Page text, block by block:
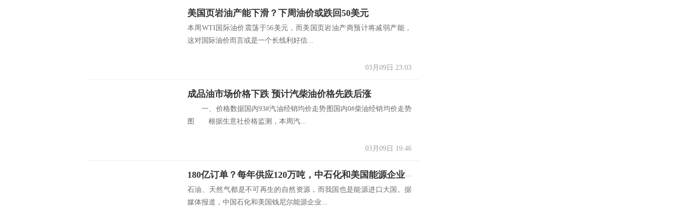
美国页岩油产能下滑？下周油价或跌回50美元
本周WTI国际油价震荡于56美元，而美国页岩油产商预计将减弱产能，
这对国际油价而言或是一个长线利好信...
03月09日 23:03
成品油市场价格下跌 预计汽柴油价格先跌后涨
一、价格数据国内93#汽油经销均价走势图国内0#柴油经销均价走势
图 根据生意社价格监测，本周汽...
03月09日 19:46
180亿订单？每年供应120万吨，中石化和美国能源企业合作
石油、天然气都是不可再生的自然资源，而我国也是能源进口大国。据
媒体报道，中国石化和美国钱尼尔能源企业...